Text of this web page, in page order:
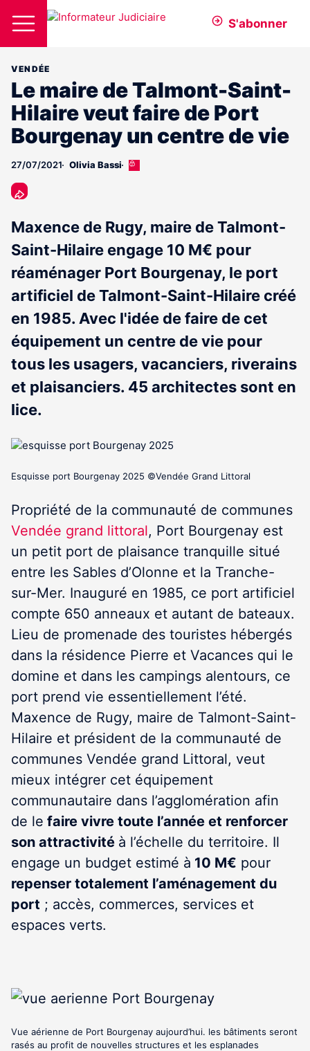
S'abonner
VENDÉE
Le maire de Talmont-Saint-
Hilaire veut faire de Port
Bourgenay un centre de vie
27/07/2021 Olivia Bassi
Cet
abonnés
Maxence de Rugy, maire de Talmont-
Saint-Hilaire engage 10 M€ pour
réaménager Port Bourgenay, le port
artificiel de Talmont-Saint-Hilaire créé
en 1985. Avec l'idée de faire de cet
équipement un centre de vie pour
tous les usagers, vacanciers, riverains
et plaisanciers. 45 architectes sont en
lice.
Esquisse port Bourgenay 2025 ©Vendée Grand Littoral
Propriété de la communauté de communes
Vendée grand littoral, Port Bourgenay est
un petit port de plaisance tranquille situé
entre les Sables d’Olonne et la Tranche-
sur-Mer. Inauguré en 1985, ce port artificiel
compte 650 anneaux et autant de bateaux.
Lieu de promenade des touristes hébergés
dans la résidence Pierre et Vacances qui le
domine et dans les campings alentours, ce
port prend vie essentiellement l’été.
Maxence de Rugy, maire de Talmont-Saint-
Hilaire et président de la communauté de
communes Vendée grand Littoral, veut
mieux intégrer cet équipement
communautaire dans l’agglomération afin
de le faire vivre toute l’année et renforcer
son attractivité à l’échelle du territoire. Il
engage un budget estimé à 10 M€ pour
repenser totalement l’aménagement du
port ; accès, commerces, services et
espaces verts.
Vue aérienne de Port Bourgenay aujourd’hui. les bâtiments seront
rasés au profit de nouvelles structures et les esplanades